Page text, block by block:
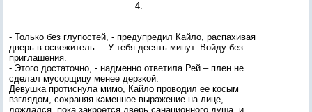
4.
- Только без глупостей, - предупредил Кайло, распахивая
дверь в освежитель. – У тебя десять минут. Войду без
приглашения.
- Этого достаточно, - надменно ответила Рей – плен не
сделал мусорщицу менее дерзкой.
Девушка протиснула мимо, Кайло проводил ее косым
взглядом, сохраняя каменное выражение на лице,
дождался, пока закроется дверь санационного душа, и